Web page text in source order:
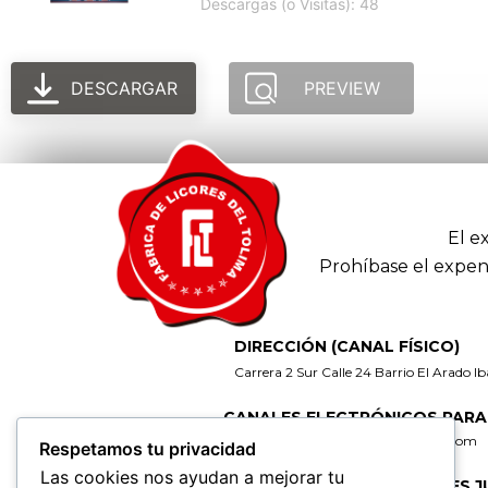
DESCARGAR PREVIEW
El
Prohíbase el
DIRECCIÓN (CANAL FÍSICO)
Carrera 2 Sur Calle 24 Barrio El Arado
CANALES ELECTRÓNICOS
gerencia@fabricadelicoresdeltolima.com
Respetamos tu privacidad
Las cookies nos ayudan a mejorar tu